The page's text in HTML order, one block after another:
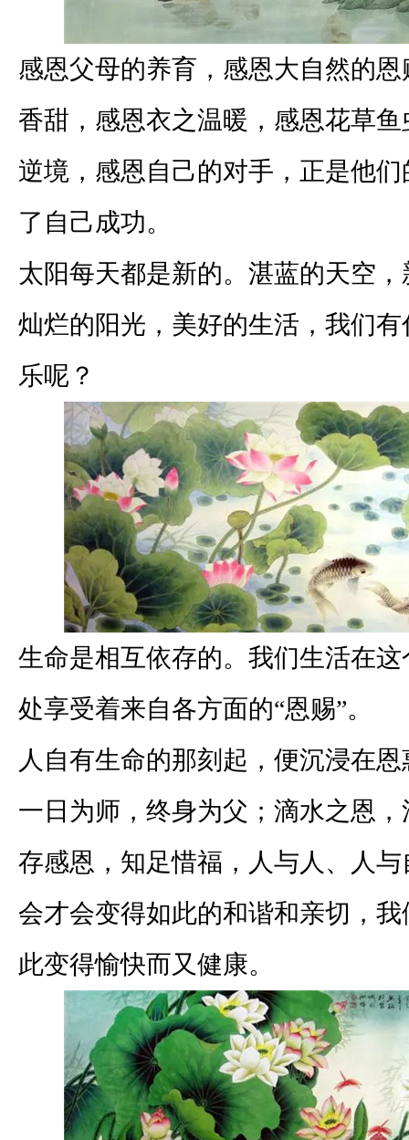
感恩父母的养育，感恩大自然的
香甜，感恩衣之温暖，感恩花草
逆境，感恩自己的对手，正是他
了自己成功。
太阳每天都是新的。湛蓝的天空
灿烂的阳光，美好的生活，我们
乐呢？
生命是相互依存的。我们生活在
处享受着来自各方面的“恩赐”。
人自有生命的那刻起，便沉浸在
一日为师，终身为父；滴水之恩
存感恩，知足惜福，人与人、人
会才会变得如此的和谐和亲切，
此变得愉快而又健康。